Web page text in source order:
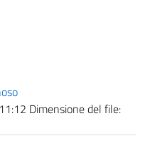
Dimensione del file: